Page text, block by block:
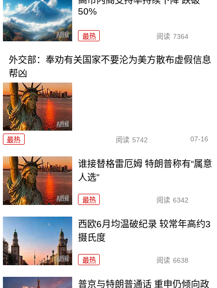
50%
最热 阅读 7364
外交部：奉劝有关国家不要沦为美方散布虚假信息
帮凶
最热 阅读 5742 07-16
谁接替格雷厄姆 特朗普称有“属意
人选”
最热 阅读 6342
西欧6月均温破纪录 较常年高约3
摄氏度
最热 阅读 6638
普京与特朗普通话 重申仍倾向政